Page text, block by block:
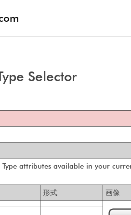
Selector
Type attributes available in your
形式 画像